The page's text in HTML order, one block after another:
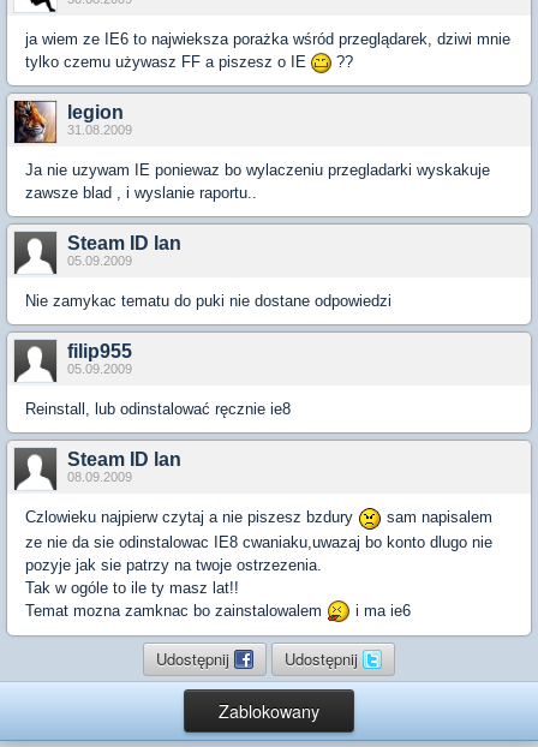
ja wiem ze IE6 to najwieksza porażka wśród przeglądarek, dziwi mnie
tylko czemu używasz FF a piszesz o IE
??
legion
31.08.2009
Ja nie uzywam IE poniewaz bo wylaczeniu przegladarki wyskakuje
zawsze blad , i wyslanie raportu..
Steam ID lan
05.09.2009
Nie zamykac tematu do puki nie dostane odpowiedzi
filip955
05.09.2009
Reinstall, lub odinstalować ręcznie ie8
Steam ID lan
08.09.2009
Czlowieku najpierw czytaj a nie piszesz bzdury
sam napisalem
ze nie da sie odinstalowac IE8 cwaniaku,uwazaj bo konto dlugo nie
pozyje jak sie patrzy na twoje ostrzezenia.
Tak w ogóle to ile ty masz lat!!
Temat mozna zamknac bo zainstalowalem
i ma ie6
Udostępnij Udostępnij
Zablokowany